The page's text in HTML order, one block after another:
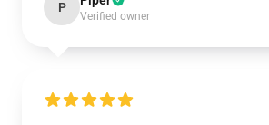
P
Verified owner